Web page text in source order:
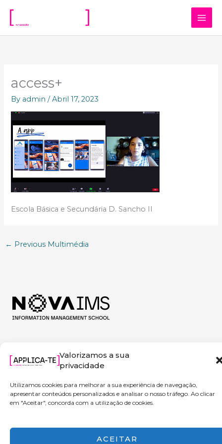
Valorizamos a sua
privacidade
Utilizamos cookies para melhorar a sua experiência de navegação,
apresentar conteúdos personalizados e analisar o nosso tráfego. Ao clicar
em "Aceitar", concorda com a utilização de cookies.
ACEITAR
content
access+
By admin/Abril 17, 2023
Escola Básica e Secundária D. Sancho II
← Previous Multimédia
Copyright © 2026 Applica-te | Powered by NOVA IMS